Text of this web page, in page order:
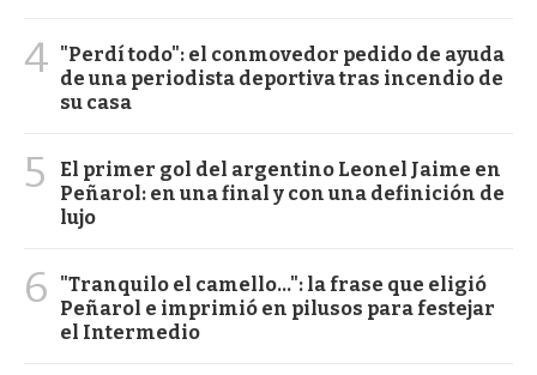
4 "Perdí todo": el conmovedor pedido de ayuda
de una periodista deportiva tras incendio de
su casa
5
El primer gol del argentino Leonel Jaime en
Peñarol: en una final y con una definición de
lujo
6
"Tranquilo el camello...": la frase que eligió
Peñarol e imprimió en pilusos para festejar
el Intermedio